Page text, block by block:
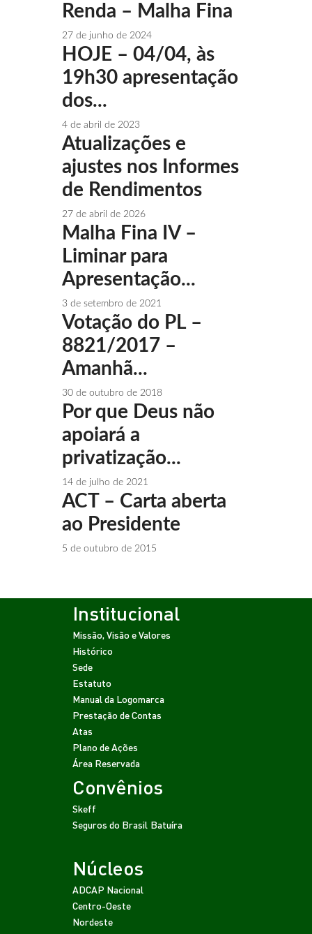
Renda – Malha Fina
27 de junho de 2024
HOJE – 04/04, às
19h30 apresentação
dos...
4 de abril de 2023
Atualizações e
ajustes nos Informes
de Rendimentos
27 de abril de 2026
Malha Fina IV –
Liminar para
Apresentação...
3 de setembro de 2021
Votação do PL –
8821/2017 –
Amanhã...
30 de outubro de 2018
Por que Deus não
apoiará a
privatização...
14 de julho de 2021
ACT – Carta aberta
ao Presidente
5 de outubro de 2015
Institucional
Missão, Visão e Valores
Histórico
Sede
Estatuto
Manual da Logomarca
Prestação de Contas
Atas
Plano de Ações
Área Reservada
Convênios
Skeff
Seguros do Brasil Batuíra
Núcleos
ADCAP Nacional
Centro-Oeste
Nordeste